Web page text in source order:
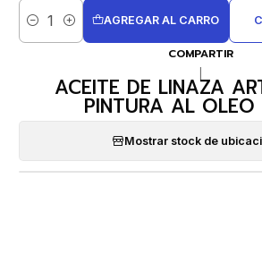
Cantidad
AGREGAR AL CARRO
COMPARTIR
ACEITE DE LINAZA
PINTURA AL
Mostrar stock de